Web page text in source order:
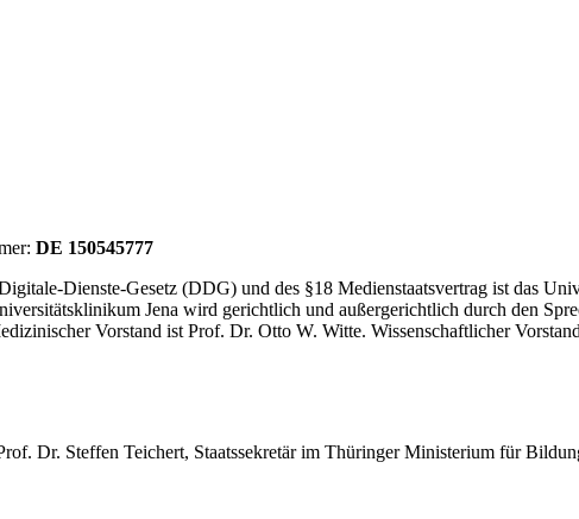
DE 150545777
Dienste-Gesetz (DDG) und des §18 Medienstaatsvertrag ist das
Jena wird gerichtlich und außergerichtlich durch den
Vorstand ist Prof. Dr. Otto W. Witte. Wissenschaftlicher
Dr. Steffen Teichert, Staatssekretär im Thüringer Ministerium für